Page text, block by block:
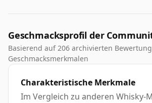
Geschmacksprofil der
Basierend auf 206 archivierten
Geschmacksmerkmalen
Charakteristische Merkmale
Im Vergleich zu anderen Whisky-